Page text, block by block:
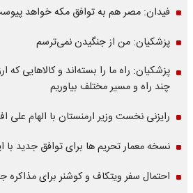
فیدان: مصر هم به توافق مکه خواهد
پزشکیان: من از جنگیدن نمی‌ترسم
پزشکیان: راه ما را بسته‌اند و کالاهایی که
چند راه و مسیر مختلف بیاوریم
رایزنی نخست وزیر ارمنستان با الهام علی
نسخه معمار تحریم ها برای توافق جدید با
احتمال سفر ویتکاف و کوشنر برای مذاکره